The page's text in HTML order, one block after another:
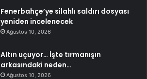
Fenerbahçe’ye silahlı saldırı dosyası
yeniden incelenecek
Ağustos 10, 2026
Altın uçuyor… İşte tırmanışın
arkasındaki neden…
Ağustos 10, 2026